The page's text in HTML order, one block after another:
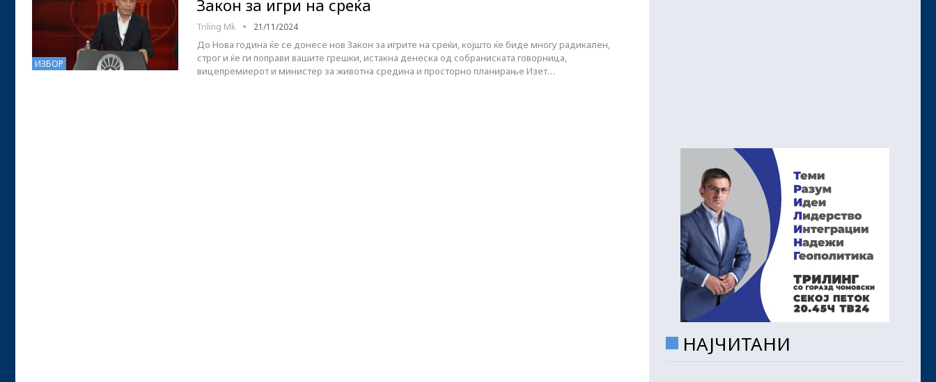
ИЗБОР
Закон за игри на среќа
Triling Mk 21/11/2024
До Нова година ќе се донесе нов Закон за игрите на среќи, којшто ќе биде многу радикален,
строг и ќе ги поправи вашите грешки, истакна денеска од собраниската говорница,
вицепремиерот и министер за животна средина и просторно планирање Изет…
НАЈЧИТАНИ